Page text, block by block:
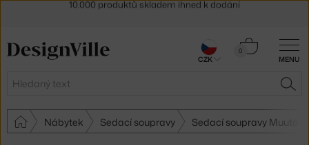
MENU
Hledat
0
Košík
Nábytek Sedací soupravy Sedací soupravy Muuto
30 dní na vrácení zboží
CZK